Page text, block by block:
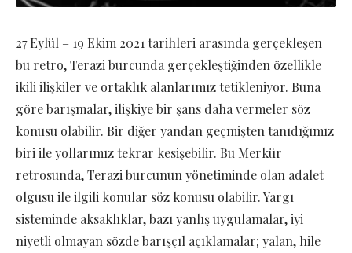
27 Eylül – 19 Ekim 2021 tarihleri arasında gerçekleşen
bu retro, Terazi burcunda gerçekleştiğinden özellikle
ikili ilişkiler ve ortaklık alanlarımız tetikleniyor. Buna
göre barışmalar, ilişkiye bir şans daha vermeler söz
konusu olabilir. Bir diğer yandan geçmişten tanıdığımız
biri ile yollarımız tekrar kesişebilir. Bu Merkür
retrosunda, Terazi burcunun yönetiminde olan adalet
olgusu ile ilgili konular söz konusu olabilir. Yargı
sisteminde aksaklıklar, bazı yanlış uygulamalar, iyi
niyetli olmayan sözde barışçıl açıklamalar; yalan, hile